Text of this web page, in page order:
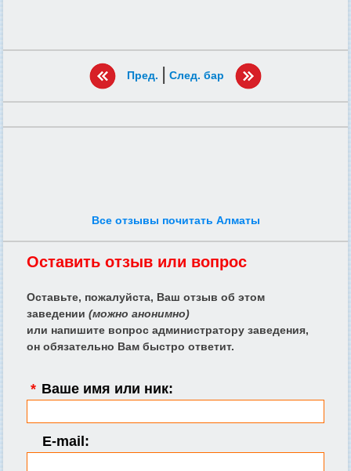
Пред. | След. бар
Все отзывы почитать Алматы
Оставить отзыв или вопрос
Оставьте, пожалуйста, Ваш отзыв об этом
заведении (можно анонимно)
или напишите вопрос администратору заведения,
он обязательно Вам быстро ответит.
* Ваше имя или ник:
E-mail: